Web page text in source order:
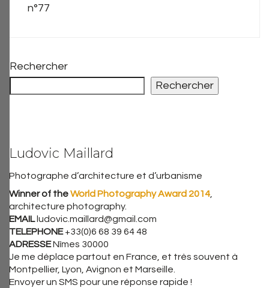
n°77
Rechercher
Rechercher
Ludovic Maillard
Photographe d’architecture et d’urbanisme
Winner of theWorld Photography Award 2014,
architecture photography.
EMAIL ludovic.maillard@gmail.com
TELEPHONE+33(0)6 68 39 64 48
ADRESSENîmes 30000
Je me déplace partout en France, et très souvent à
Montpellier, Lyon, Avignon et Marseille.
Envoyer un SMS pour une réponse rapide !